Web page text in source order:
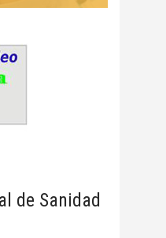
de Sanidad